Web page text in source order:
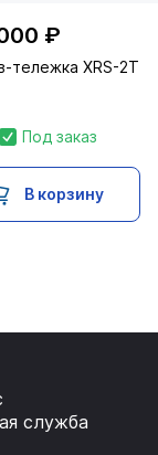
₽
тележка XRS-2T
Под заказ
В корзину
служба